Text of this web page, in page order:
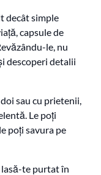
decât simple
capsule de
le, nu
descoperi detalii
sau cu prietenii,
Le poți
poți savura pe
te purtat în